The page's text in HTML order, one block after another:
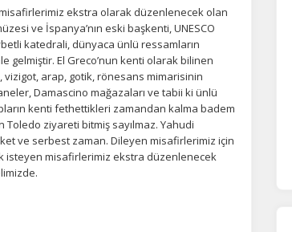
HER ZAMAN AKTIF
ve temel site işlevleri için gereklidir. Bu
düzgün çalışmaz ve devre dışı bırakılamaz.
kullandığını anonim olarak ölçeriz. Hangi
ve kullanıcıların nerede zorluk yaşadığını
olur.
ekstra olarak düzenlenecek olan
ve İspanya’nın eski başkenti, UNESCO
katedrali, dünyaca ünlü ressamların
gelmiştir. El Greco’nun kenti olarak bilinen
vizigot, arap, gotik, rönesans mimarisinin
Damascino mağazaları ve tabii ki ünlü
kenti fethettikleri zamandan kalma badem
Toledo ziyareti bitmiş sayılmaz. Yahudi
ve serbest zaman. Dileyen misafirlerimiz için
isteyen misafirlerimiz ekstra düzenlenecek